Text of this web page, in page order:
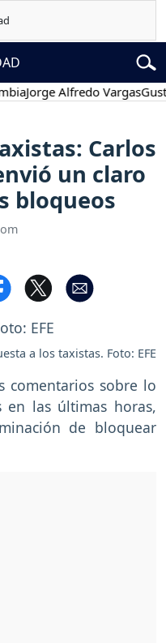
Jorge Alfredo VargasGustavo
Carlos
un claro
bloqueos
a los taxistas. Foto: EFE
comentarios sobre lo
en las últimas horas,
de bloquear